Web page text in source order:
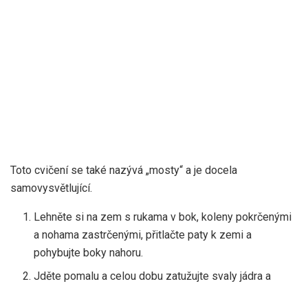
Toto cvičení se také nazývá „mosty“ a je docela
samovysvětlující.
Lehněte si na zem s rukama v bok, koleny pokrčenými
a nohama zastrčenými, přitlačte paty k zemi a
pohybujte boky nahoru.
Jděte pomalu a celou dobu zatužujte svaly jádra a